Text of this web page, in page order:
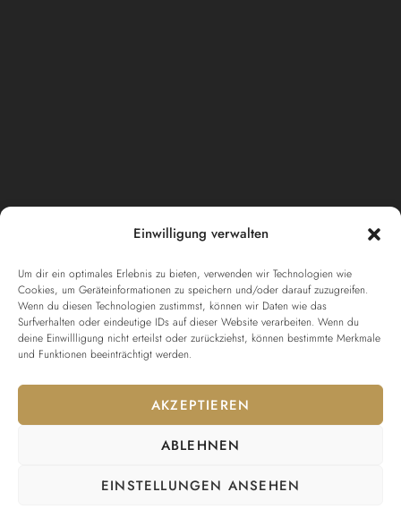
Einwilligung verwalten
Um dir ein optimales Erlebnis zu bieten, verwenden wir Technologien wie
Cookies, um Geräteinformationen zu speichern und/oder darauf zuzugreifen.
Wenn du diesen Technologien zustimmst, können wir Daten wie das
Surfverhalten oder eindeutige IDs auf dieser Website verarbeiten. Wenn du
deine Einwillligung nicht erteilst oder zurückziehst, können bestimmte Merkmale
und Funktionen beeinträchtigt werden.
AKZEPTIEREN
ABLEHNEN
EINSTELLUNGEN ANSEHEN